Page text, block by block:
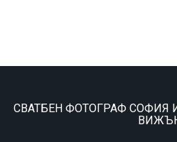
СВАТБЕН ФОТОГРАФ СОФИЯ